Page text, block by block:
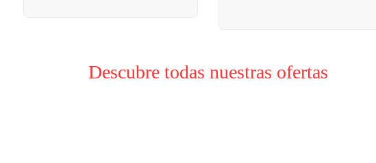
Descubre todas nuestras ofertas